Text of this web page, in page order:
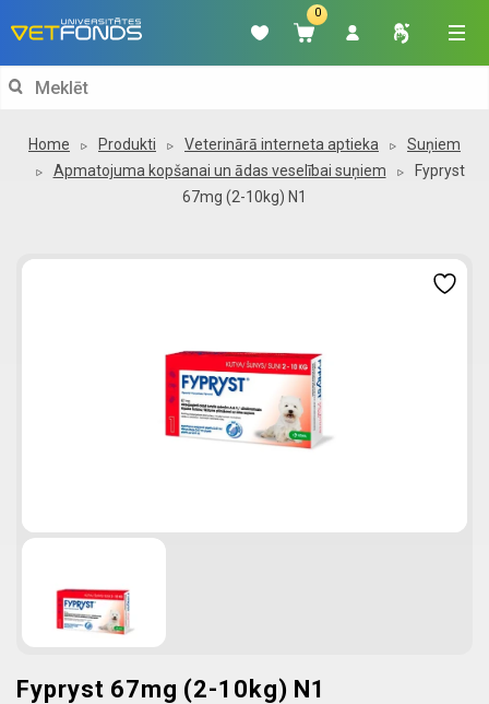
0
Search
Home Produkti Veterinārā interneta aptieka
Suņiem
Apmatojuma kopšanai un ādas veselībai suņiem
Fypryst
67mg (2-10kg) N1
Fypryst 67mg (2-10kg) N1